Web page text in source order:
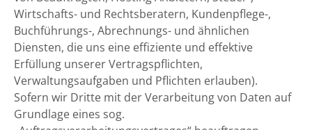
Wirtschafts- und Rechtsberatern, Kundenpflege-,
Buchführungs-, Abrechnungs- und ähnlichen
Diensten, die uns eine effiziente und effektive
Erfüllung unserer Vertragspflichten,
Verwaltungsaufgaben und Pflichten erlauben).
Sofern wir Dritte mit der Verarbeitung von Daten auf
Grundlage eines sog.